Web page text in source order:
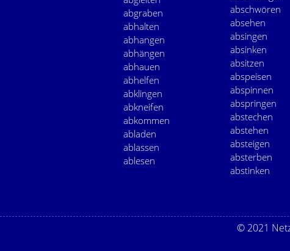
abgraben
abhalten
abhangen
abhängen
abhauen
abhelfen
abklingen
abkneifen
abkommen
abladen
ablassen
ablesen
abschwören
absehen
absingen
absinken
absitzen
abspeisen
abspinnen
abspringen
abstechen
abstehen
absteigen
absterben
abstinken
© 2021